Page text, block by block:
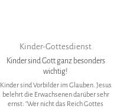
Kinder-Gottesdienst
Kinder sind Gott ganz besonders
wichtig!
Kinder sind Vorbilder im Glauben. Jesus
belehrt die Erwachsenen darüber sehr
ernst: "Wer nicht das Reich Gottes